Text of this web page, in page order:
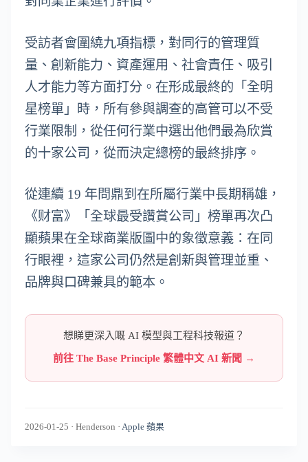
受訪者會圍繞九項指標，對同行的管理質
量、創新能力、資產運用、社會責任、吸引
人才能力等方面打分。在形成最終的「全明
星榜單」時，所有參與調查的高管可以不受
行業限制，從任何行業中選出他們最為欣賞
的十家公司，從而決定總榜的最終排序。
從連續 19 年問鼎到在所屬行業中長期稱雄，
《财富》「全球最受讚賞公司」榜單再次凸
顯蘋果在全球商業版圖中的象徵意義：在同
行眼裡，這家公司仍然是創新與管理並重、
品牌與口碑兼具的範本。
想睇更深入嘅 AI 模型與工程科技報道？
前往 The Base Principle 繁體中文 AI 新聞 →
2026-01-25 · Henderson · Apple 蘋果